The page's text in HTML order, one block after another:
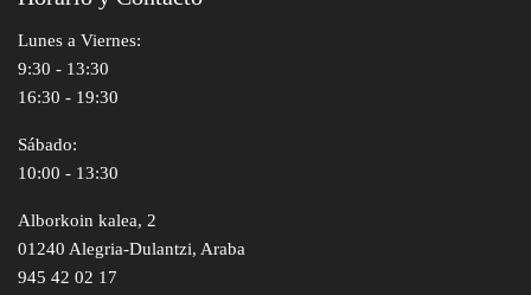
Lunes a Viernes:
9:30 - 13:30
16:30 - 19:30
Sábado:
10:00 - 13:30
Alborkoin kalea, 2
01240 Alegria-Dulantzi, Araba
945 42 02 17